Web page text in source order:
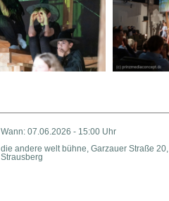
Wann: 07.06.2026 - 15:00 Uhr
die andere welt bühne, Garzauer Straße 20,
Strausberg